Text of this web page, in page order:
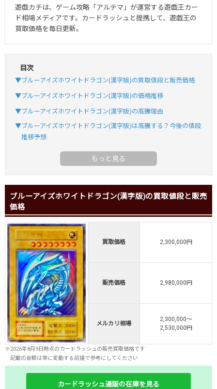
遊戯カチは、ゲーム攻略「アルテマ」が運営する遊戯王カー
ド相場メディアです。カードラッシュと提携して、遊戯王の
買取価格を毎日更新。
目次
▼ブルーアイズホワイトドラゴン(漢字版)の買取値段と販売価格
▼ブルーアイズホワイトドラゴン(漢字版)の価格推移
▼ブルーアイズホワイトドラゴン(漢字版)の高騰理由
▼ブルーアイズホワイトドラゴン(漢字版)は高騰する？今後の値段
推移予想
ブルーアイズホワイトドラゴン(漢字版)の買取値段と販売
価格
買取価格 2,300,000円
販売価格 2,980,000円
メルカリ相場
2,300,000～
2,530,000円
※2026年8月9日時点のカードラッシュの販売買取価格です
記載の金額は常に変動する前提で参考にしてください
カードラッシュ通販の在庫を見る